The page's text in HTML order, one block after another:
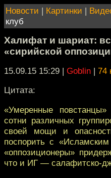
Новости | Картинки |
клуб
Халифат и шариат:
«сирийской
15.09.15 15:29 | Goblin | 74
Цитата:
«Умеренные
сотни различных
своей мощи и
поспорить с
«оппозиционеры»
что и ИГ — салафитско-